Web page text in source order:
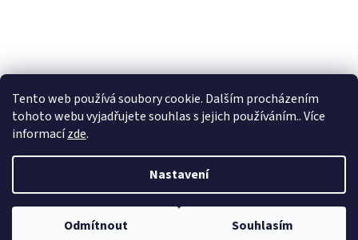
Tento web používá soubory cookie. Dalším procházením
tohoto webu vyjadřujete souhlas s jejich používáním.. Více
informacízde.
Nastavení
Odmítnout Souhlasím
Nastavil tým EshopyUmíme.cz
Copyright 2026Eurosedacky.cz . Všechna práva vyhrazena.